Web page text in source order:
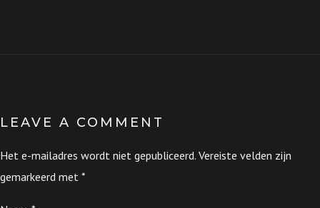
LEAVE A COMMENT
Het e-mailadres wordt niet gepubliceerd. Vereiste velden zijn
gemarkeerd met *